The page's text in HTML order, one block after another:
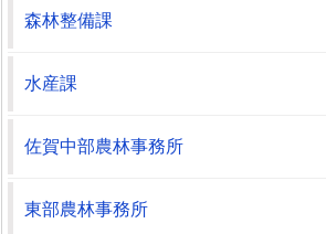
森林整備課
水産課
佐賀中部農林事務所
東部農林事務所